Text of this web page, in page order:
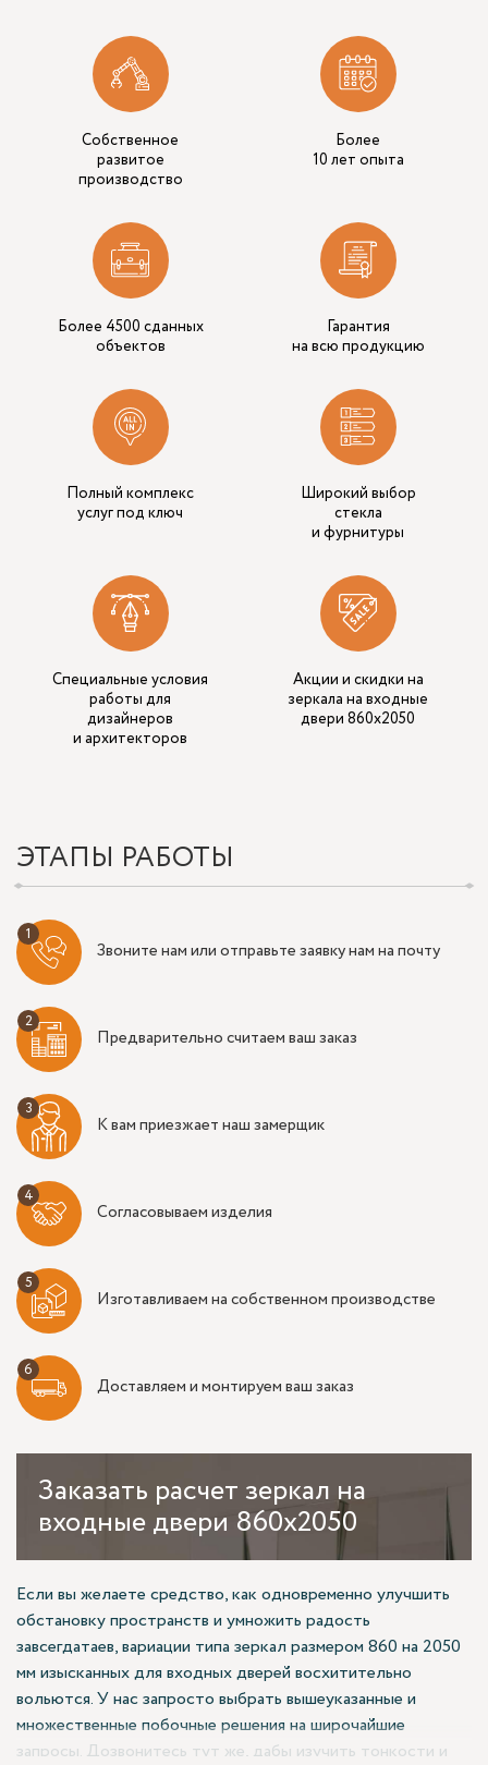
Собственное
развитое
производство
Более
10 лет опыта
Более 4500 сданных
объектов
Гарантия
на всю продукцию
Полный комплекс
услуг под ключ
Широкий выбор
стекла
и фурнитуры
Специальные условия
работы для
дизайнеров
и архитекторов
Акции и скидки на
зеркала на входные
двери 860x2050
ЭТАПЫ РАБОТЫ
Звоните нам или отправьте заявку нам на почту
Предварительно считаем ваш заказ
К вам приезжает наш замерщик
Согласовываем изделия
Изготавливаем на собственном производстве
Доставляем и монтируем ваш заказ
Заказать расчет зеркал на
входные двери 860x2050
Если вы желаете средство, как одновременно улучшить
обстановку пространств и умножить радость
завсегдатаев, вариации типа зеркал размером 860 на 2050
мм изысканных для входных дверей восхитительно
вольются. У нас запросто выбрать вышеуказанные и
множественные побочные решения на широчайшие
запросы. Дозвонитесь тут же, дабы изучить тонкости и